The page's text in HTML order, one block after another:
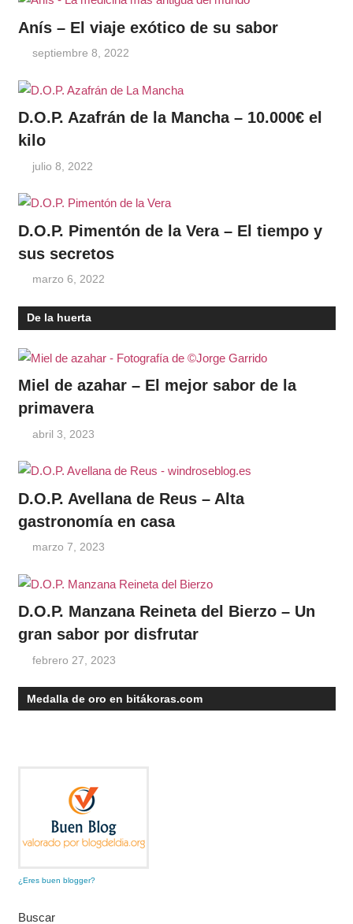
Anís – El viaje exótico de su sabor
septiembre 8, 2022
D.O.P. Azafrán de la Mancha – 10.000€ el
kilo
julio 8, 2022
D.O.P. Pimentón de la Vera – El tiempo y
sus secretos
marzo 6, 2022
De la huerta
Miel de azahar – El mejor sabor de la
primavera
abril 3, 2023
D.O.P. Avellana de Reus – Alta
gastronomía en casa
marzo 7, 2023
D.O.P. Manzana Reineta del Bierzo – Un
gran sabor por disfrutar
febrero 27, 2023
Medalla de oro en bitákoras.com
¿Eres buen blogger?
Buscar